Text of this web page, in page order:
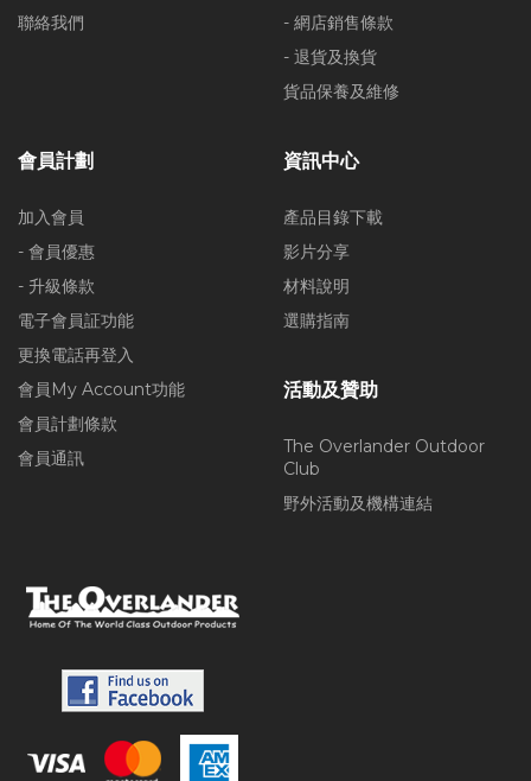
聯絡我們
- 網店銷售條款
- 退貨及換貨
貨品保養及維修
會員計劃
加入會員
- 會員優惠
- 升級條款
電子會員証功能
更換電話再登入
會員My Account功能
會員計劃條款
會員通訊
資訊中心
產品目錄下載
影片分享
材料說明
選購指南
活動及贊助
The Overlander Outdoor
Club
野外活動及機構連結